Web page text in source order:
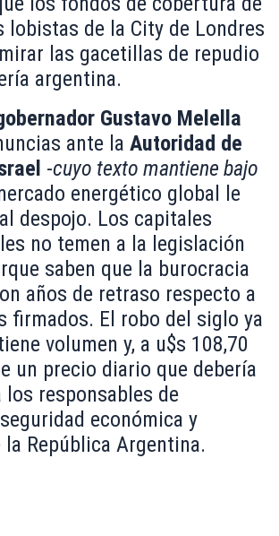
lobistas de la City de Londres
las gacetillas de repudio
argentina.
Gustavo Melella
ante la Autoridad de
-cuyo texto mantiene bajo
energético global le
despojo. Los capitales
no temen a la legislación
saben que la burocracia
años de retraso respecto a
firmados. El robo del siglo ya
volumen y, a u$s 108,70
un precio diario que debería
los responsables de
económica y
República Argentina.